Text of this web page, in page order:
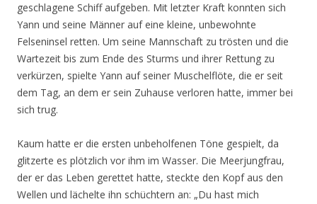
geschlagene Schiff aufgeben. Mit letzter Kraft konnten sich
Yann und seine Männer auf eine kleine, unbewohnte
Felseninsel retten. Um seine Mannschaft zu trösten und die
Wartezeit bis zum Ende des Sturms und ihrer Rettung zu
verkürzen, spielte Yann auf seiner Muschelflöte, die er seit
dem Tag, an dem er sein Zuhause verloren hatte, immer bei
sich trug.
Kaum hatte er die ersten unbeholfenen Töne gespielt, da
glitzerte es plötzlich vor ihm im Wasser. Die Meerjungfrau,
der er das Leben gerettet hatte, steckte den Kopf aus den
Wellen und lächelte ihn schüchtern an: „Du hast mich